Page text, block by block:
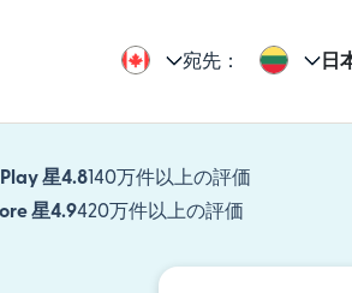
宛先： 日
星4.8140万件以上の評価
（別ウィン
星4.9420万件以上の評価
（別ウィン